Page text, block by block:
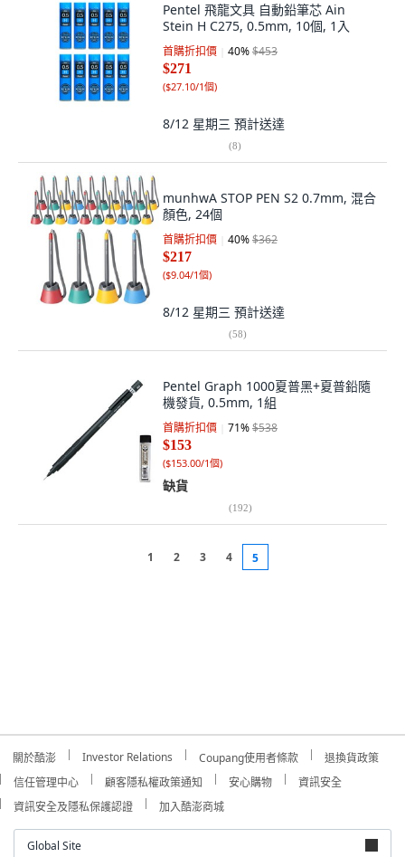
Pentel 飛龍文具 自動鉛筆芯 Ain
Stein H C275, 0.5mm, 10個, 1入
首購折扣價 40%$453
$271
($27.10/1個)
8/12 星期三 預計送達
(8)
munhwA STOP PEN S2 0.7mm, 混合
顏色, 24個
首購折扣價 40%$362
$217
($9.04/1個)
8/12 星期三 預計送達
(58)
Pentel Graph 1000夏普黑+夏普鉛隨
機發貨, 0.5mm, 1組
首購折扣價 71%$538
$153
($153.00/1個)
缺貨
(192)
1 2 3 4 5
關於酷澎 Investor Relations Coupang使用者條款
退換貨政策
信任管理中心
顧客隱私權政策通知 安心購物
資訊安全
資訊安全及隱私保護認證
加入酷澎商城
Global Site